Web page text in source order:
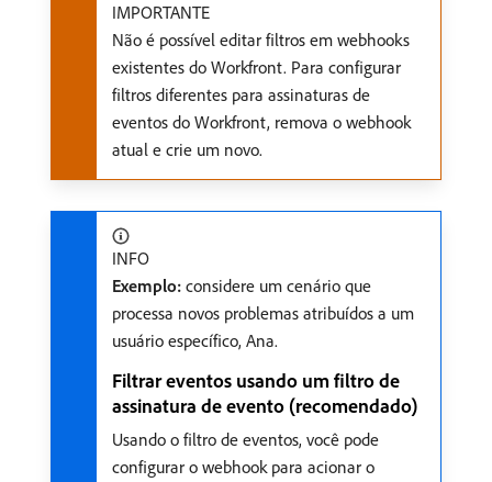
IMPORTANTE
Não é possível editar filtros em webhooks
existentes do Workfront. Para configurar
filtros diferentes para assinaturas de
eventos do Workfront, remova o webhook
atual e crie um novo.
INFO
Exemplo: considere um cenário que
processa novos problemas atribuídos a um
usuário específico, Ana.
Filtrar eventos usando um filtro de
assinatura de evento (recomendado)
Usando o filtro de eventos, você pode
configurar o webhook para acionar o